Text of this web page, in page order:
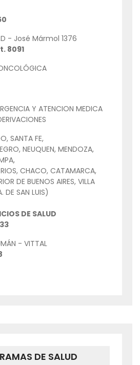
- José Mármol 1376
8091
Y ATENCION MEDICA
SANTA FE,
NEUQUEN, MENDOZA,
RIOS, CHACO, CATAMARCA,
DE BUENOS AIRES, VILLA
DE SAN LUIS)
DE SALUD
- VITTAL
DE SALUD